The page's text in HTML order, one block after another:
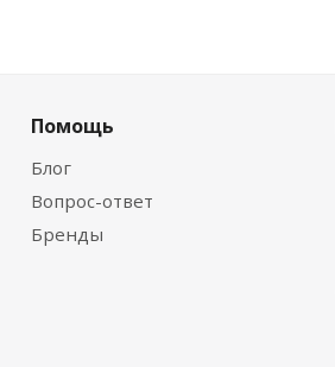
Помощь
Блог
Вопрос-ответ
Бренды